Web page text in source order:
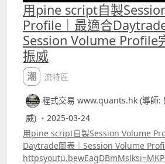
用pine script自製
Profile｜最適合
Session Volume Profile
振威
潮流特區
程式交易 www.quants.hk (導師:
威) ・2025-03-24
用pine script自製Session Volume
Daytrade圖表｜Session Volume